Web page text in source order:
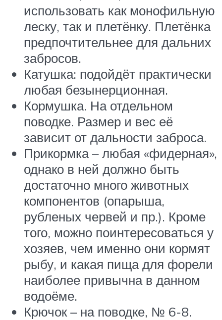
использовать как монофильную
леску, так и плетёнку. Плетёнка
предпочтительнее для дальних
забросов.
Катушка: подойдёт практически
любая безынерционная.
Кормушка. На отдельном
поводке. Размер и вес её
зависит от дальности заброса.
Прикормка – любая «фидерная»,
однако в ней должно быть
достаточно много животных
компонентов (опарыша,
рубленых червей и пр.). Кроме
того, можно поинтересоваться у
хозяев, чем именно они кормят
рыбу, и какая пища для форели
наиболее привычна в данном
водоёме.
Крючок – на поводке, № 6-8.